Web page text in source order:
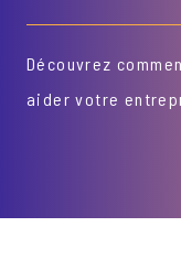
Découvrez
aider votre